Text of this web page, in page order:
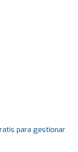
para gestionar